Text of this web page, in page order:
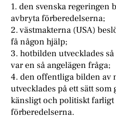
1. den svenska regeringen
avbryta förberedelserna;
2. västmakterna (USA)
få någon hjälp;
3. hotbilden utvecklades
var en så angelägen fråga;
4. den offentliga bilden av
utvecklades på ett sätt
känsligt och politiskt farligt
förberedelserna.